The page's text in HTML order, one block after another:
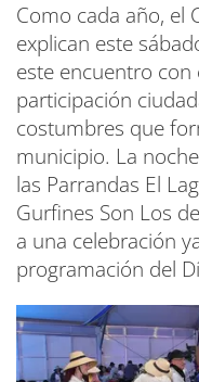
Como cada año, el
explican este
este encuentro
participación
costumbres que
municipio. La
las Parrandas El
Gurfines Son Los
a una celebración
programación del